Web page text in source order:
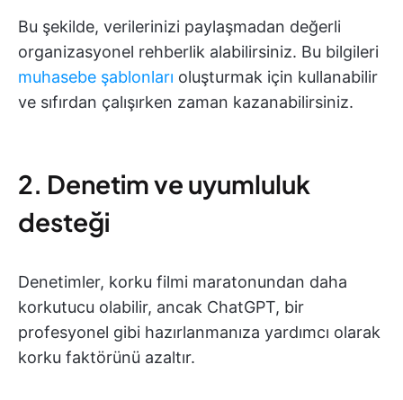
Bu şekilde, verilerinizi paylaşmadan değerli
organizasyonel rehberlik alabilirsiniz. Bu bilgileri
muhasebe şablonları oluşturmak için kullanabilir
ve sıfırdan çalışırken zaman kazanabilirsiniz.
2. Denetim ve uyumluluk
desteği
Denetimler, korku filmi maratonundan daha
korkutucu olabilir, ancak ChatGPT, bir
profesyonel gibi hazırlanmanıza yardımcı olarak
korku faktörünü azaltır.